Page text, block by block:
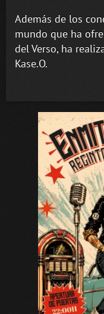
Además de los
mundo que ha
del Verso, ha
Kase.O.